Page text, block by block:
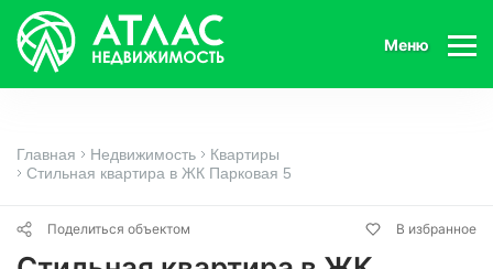
Меню
Главная Недвижимость
Квартиры
Стильная квартира в ЖК Парковая 5
Поделиться объектом В избранное